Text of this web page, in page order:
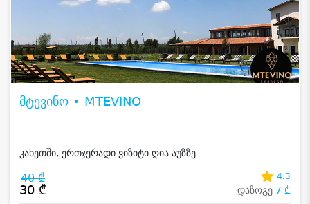
მტევინო • MTEVINO
კახეთში, ერთჯერადი ვიზიტი ღია აუზზე
40 ₾
30 ₾
4.3
დაზოგე 7 ₾